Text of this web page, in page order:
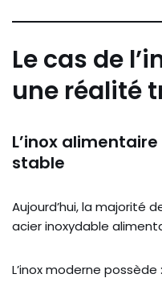
Le cas de
une réalité
L’inox
stable
Aujourd’hui, la majorité
acier inoxydable
L’inox moderne possède :